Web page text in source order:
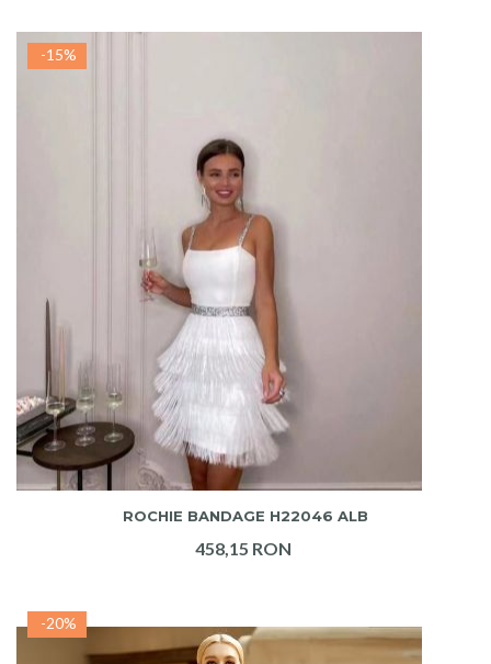
-15%
ADAUGA IN COS
ROCHIE BANDAGE H22046 ALB
458,15 RON
-20%